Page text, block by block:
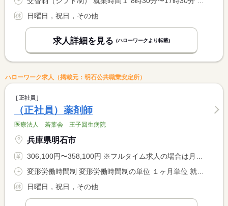
日曜日，祝日，その他
求人詳細を見る (ハローワークより転載)
ハローワーク求人（掲載元：明石公共職業安定所）
正社員
（正社員）薬剤師
医療法人 若葉会 王子回生病院
兵庫県明石市
306,100円〜358,100円 ※フルタイム求人の場合は月額（換算額）、パート求人の場合は時間額を表示しています。
日曜日，祝日，その他